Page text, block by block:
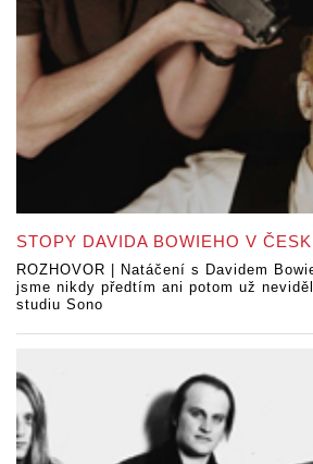
STOPY DAVIDA BOWIEHO V
ROZHOVOR | Natáčení s Davidem
jsme nikdy předtím ani potom už
studiu Sono